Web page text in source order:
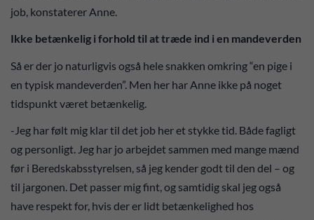
job, konstaterer Anne.
Ikke betænkelig i forhold til at træde ind i en mandeverden
Så er der jo naturligvis også hele snakken omkring “en pige i
en typisk mandeverden”. Men her har Anne ikke på noget
tidspunkt været betænkelig.
-Jeg har følt mig klar til det job her et stykke tid. Både fagligt
og personligt. Jeg har jo arbejdet sammen med mange mænd
før i Beredskabsstyrelsen, så jeg kender godt til den del – og
til jargonen. Det passer mig fint, og samtidig skal jeg også
have respekt for, hvis der er lidt betænkelighed hos